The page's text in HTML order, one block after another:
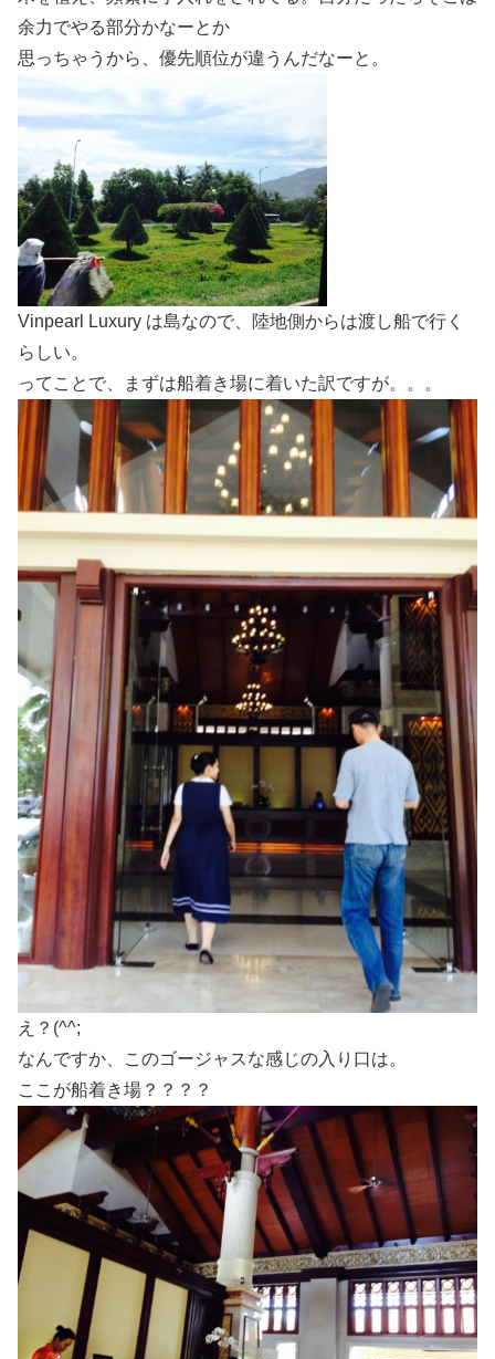
余力でやる部分かなーとか
思っちゃうから、優先順位が違うんだなーと。
Vinpearl Luxury は島なので、陸地側からは渡し船で行く
らしい。
ってことで、まずは船着き場に着いた訳ですが。。。
え？(^^;
なんですか、このゴージャスな感じの入り口は。
ここが船着き場？？？？